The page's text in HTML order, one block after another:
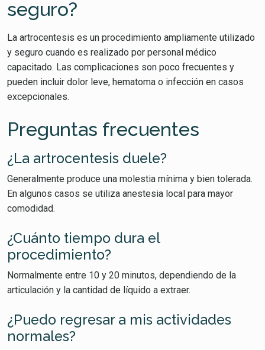
seguro?
La artrocentesis es un procedimiento ampliamente utilizado
y seguro cuando es realizado por personal médico
capacitado. Las complicaciones son poco frecuentes y
pueden incluir dolor leve, hematoma o infección en casos
excepcionales.
Preguntas frecuentes
¿La artrocentesis duele?
Generalmente produce una molestia mínima y bien tolerada.
En algunos casos se utiliza anestesia local para mayor
comodidad.
¿Cuánto tiempo dura el
procedimiento?
Normalmente entre 10 y 20 minutos, dependiendo de la
articulación y la cantidad de líquido a extraer.
¿Puedo regresar a mis actividades
normales?